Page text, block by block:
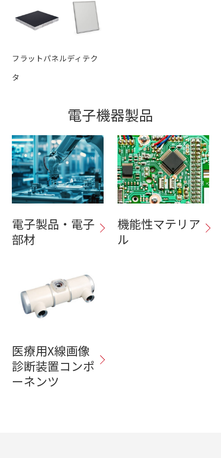
フラットパネルディテク
タ
電子機器製品
電子製品・電子
部材
機能性マテリア
ル
医療用X線画像
診断装置コンポ
ーネンツ